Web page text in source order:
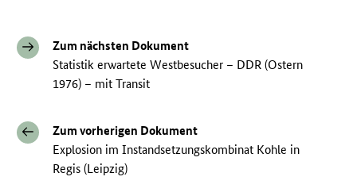
Zum nächsten Dokument
Statistik erwartete Westbesucher – DDR (Ostern
1976) – mit Transit
Zum vorherigen Dokument
Explosion im Instandsetzungskombinat Kohle in
Regis (Leipzig)